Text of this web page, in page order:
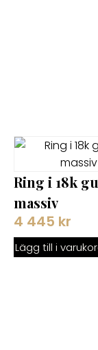
Ring i 18k
massiv
4 445 kr
Lägg till i